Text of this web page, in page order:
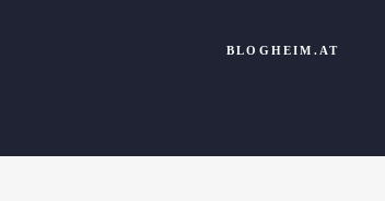
BLOGHEIM.AT